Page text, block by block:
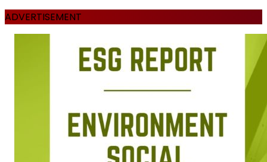
ADVERTISEMENT